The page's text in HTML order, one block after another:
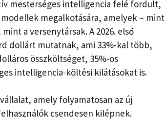
mesterséges intelligencia felé fordult,
megalkotására, amelyek – mint
a versenytársak. A 2026. első
dollárt mutatnak, ami 33%-kal több,
összköltséget, 35%-os
intelligencia-költési kilátásokat is.
amely folyamatosan az új
csendesen kilépnek.